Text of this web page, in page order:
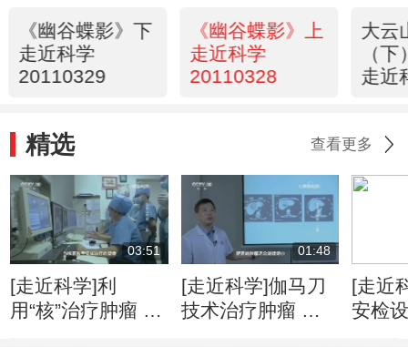
《幽谷蝶影》下
走近科学
20110329
《幽谷蝶影》上
走近科学
20110328
大云
（
走近
精选 查看更多
03:51
[走近科学]利
用“核”治疗肿瘤 是
01:48
[走近科学]伽马刀
技术治疗肿瘤 精
[走近
安检